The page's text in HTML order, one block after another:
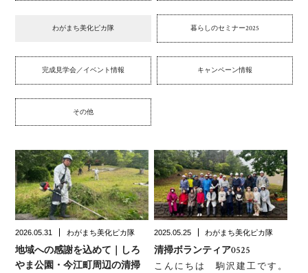
わがまち美化ピカ隊 暮らしのセミナー2025
完成見学会／イベント情報 キャンペーン情報
その他
2026.05.31 わがまち美化ピカ隊
地域への感謝を込めて｜しろ
やま公園・今江町周辺の清掃
2025.05.25 わがまち美化ピカ隊
清掃ボランティア0525
こんにちは 駒沢建工です。